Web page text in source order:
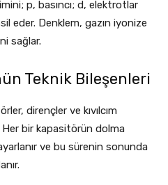
p, basıncı; d, elektrotlar
eder. Denklem, gazın iyonize
sağlar.
Teknik Bileşenleri
dirençler ve kıvılcım
Her bir kapasitörün dolma
ve bu sürenin sonunda